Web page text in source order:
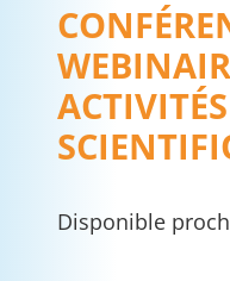
ACTIVITÉS
Disponible